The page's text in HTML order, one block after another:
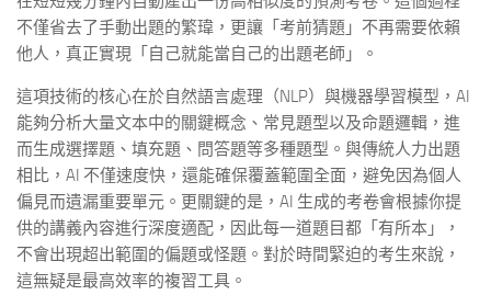
不僅省去了手動出題的繁瑋，更讓「考前猜題」不再需要依賴
他人，真正實現「自己就能當自己的出題老師」。
這項技術的核心在於自然語言處理（NLP）與機器學習模型，AI
能夠分析大量文本中的關鍵概念、常見題型以及命題邏輯，進
而生成選擇題、填充題、問答題等多種題型。與傳統人力出題
相比，AI 不僅速度快，還能確保覆蓋範圍全面，避免因為個人
偏見而遺漏重要單元。更關鍵的是，AI 生成的考卷會根據你提
供的講義內容進行深度適配，因此每一道題目都「有所本」，
不會出現超出範圍的偏題或怪題。對於時間緊迫的考生來說，
這無疑是最高效率的複習工具。